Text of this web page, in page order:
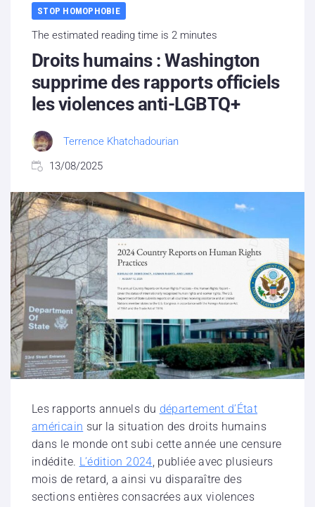
Boutique
Partenaires
Contacts
STOP HOMOPHOBIE
The estimated reading time is 2 minutes
Droits humains : Washington
supprime des rapports officiels
les violences anti-LGBTQ+
Terrence Khatchadourian
13/08/2025
Les rapports annuels du département d’État
américain sur la situation des droits humains
dans le monde ont subi cette année une censure
indédite. L’édition 2024, publiée avec plusieurs
mois de retard, a ainsi vu disparaître des
sections entières consacrées aux violences